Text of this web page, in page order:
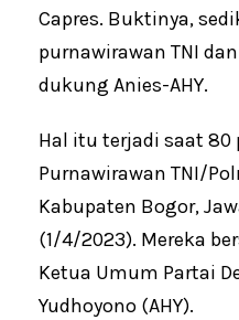
Capres. Buktinya,
purnawirawan TNI
dukung Anies-AHY.
Hal itu terjadi saat
Purnawirawan TNI/
Kabupaten Bogor,
(1/4/2023). Mereka
Ketua Umum Partai
Yudhoyono (AHY).